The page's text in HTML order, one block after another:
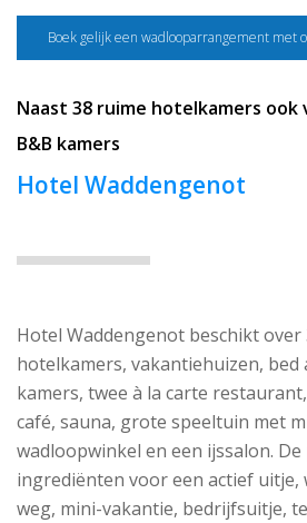
Boek gelijk een wadlooparrangement met
Naast 38 ruime hotelkamers ook
B&B kamers
Hotel Waddengenot
Hotel Waddengenot beschikt over
hotelkamers, vakantiehuizen,
kamers, twee à la carte
café, sauna, grote speeltuin met
wadloopwinkel en een ijssalon.
ingrediënten voor een actief uitje,
weg, mini-vakantie, bedrijfsuitje,